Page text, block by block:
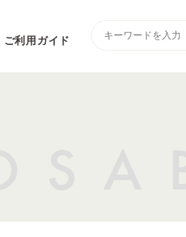
ご利用ガイド